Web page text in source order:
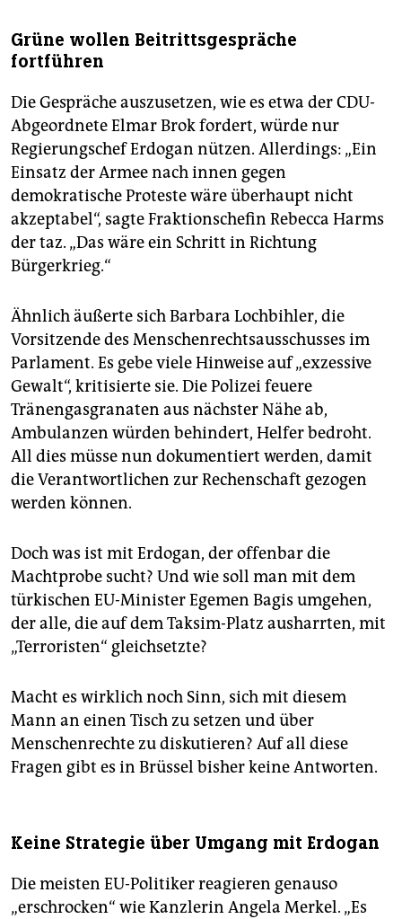
Grüne wollen Beitrittsgespräche
fortführen
Die Gespräche auszusetzen, wie es etwa der CDU-
Abgeordnete Elmar Brok fordert, würde nur
Regierungschef Erdogan nützen. Allerdings: „Ein
Einsatz der Armee nach innen gegen
demokratische Proteste wäre überhaupt nicht
akzeptabel“, sagte Fraktionschefin Rebecca Harms
der taz. „Das wäre ein Schritt in Richtung
Bürgerkrieg.“
Ähnlich äußerte sich Barbara Lochbihler, die
Vorsitzende des Menschenrechtsausschusses im
Parlament. Es gebe viele Hinweise auf „exzessive
Gewalt“, kritisierte sie. Die Polizei feuere
Tränengasgranaten aus nächster Nähe ab,
Ambulanzen würden behindert, Helfer bedroht.
All dies müsse nun dokumentiert werden, damit
die Verantwortlichen zur Rechenschaft gezogen
werden können.
Doch was ist mit Erdogan, der offenbar die
Machtprobe sucht? Und wie soll man mit dem
türkischen EU-Minister Egemen Bagis umgehen,
der alle, die auf dem Taksim-Platz ausharrten, mit
„Terroristen“ gleichsetzte?
Macht es wirklich noch Sinn, sich mit diesem
Mann an einen Tisch zu setzen und über
Menschenrechte zu diskutieren? Auf all diese
Fragen gibt es in Brüssel bisher keine Antworten.
Keine Strategie über Umgang mit Erdogan
Die meisten EU-Politiker reagieren genauso
„erschrocken“ wie Kanzlerin Angela Merkel. „Es